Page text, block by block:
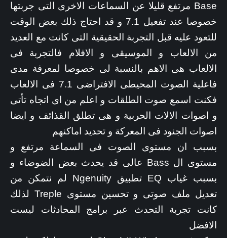
Base مرتفع قليلا عن السماعات الاخرى التى جربتها
خصوصا عند تفعيل 7.1 و قد احتاج ذلك بعض الوقت
للتعود عليه قبل التجربة الحقيقية التى كانت مع العديد
من الالعاب و الموسيقى و الافلام فالتجربة فى
الالعاب هى الاهم بالنسبة لى خصوصا لمعرفة مدى
فاعلية الصوت المحيطى الافتراضى 7.1 فى الالعاب
فكنت اسمع صوت الطلقات و اعلم من اى اتجاه تأتى
و اصوات الالات الحربية و هى تطلق القذائف و ايضا
اصوات الجنود فى المعركة و تحديد اماكنهم
بسبب ان مستوى الصوت فى السماعة مرتفع و
مستوى ال Bass عالى قد يحدث بعض الضوضاء و
بسبب غياب EQ تطبيق Ngenuity لم نتمكن من
تعديل ملف صوتى و تحسين مستوى Treple لذلك
كانت تجربة التحدث عبر برامج المحادثات ليست
الافضل